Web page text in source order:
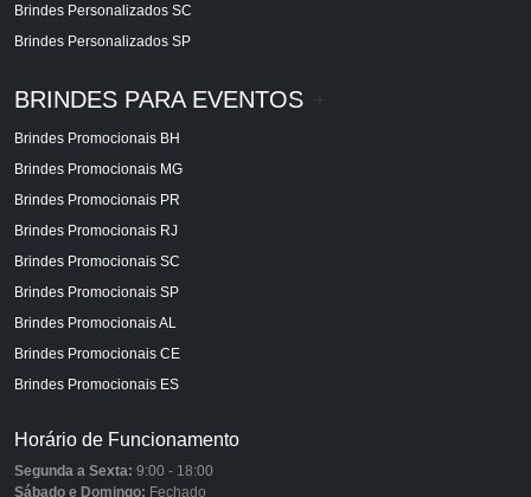
Brindes Personalizados SC
Brindes Personalizados SP
BRINDES PARA EVENTOS
Brindes Promocionais BH
Brindes Promocionais MG
Brindes Promocionais PR
Brindes Promocionais RJ
Brindes Promocionais SC
Brindes Promocionais SP
Brindes Promocionais AL
Brindes Promocionais CE
Brindes Promocionais ES
Horário de Funcionamento
Segunda a Sexta: 9:00 - 18:00
Sábado e Domingo: Fechado